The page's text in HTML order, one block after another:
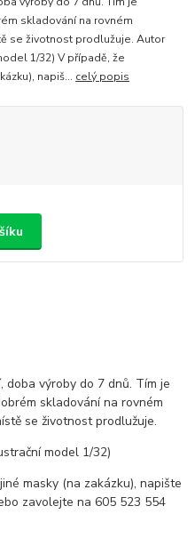
skladování na rovném
se životnost prodlužuje. Autor
1/32) V případě, že
napiš... celý popis
doba výroby do 7 dnů. Tím je
skladování na rovném
se životnost prodlužuje.
model 1/32)
masky (na zakázku), napište
zavolejte na 605 523 554